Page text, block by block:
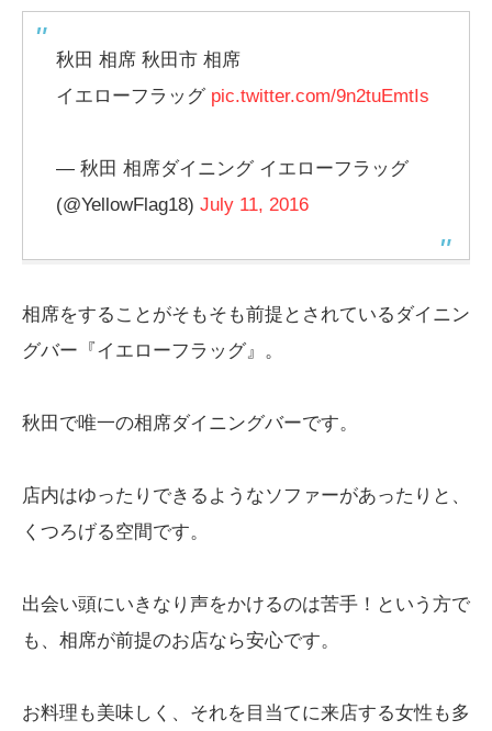
秋田 相席 秋田市 相席
イエローフラッグ pic.twitter.com/9n2tuEmtIs
— 秋田 相席ダイニング イエローフラッグ
(@YellowFlag18) July 11, 2016
相席をすることがそもそも前提とされているダイニン
グバー『イエローフラッグ』。
秋田で唯一の相席ダイニングバーです。
店内はゆったりできるようなソファーがあったりと、
くつろげる空間です。
出会い頭にいきなり声をかけるのは苦手！という方で
も、相席が前提のお店なら安心です。
お料理も美味しく、それを目当てに来店する女性も多